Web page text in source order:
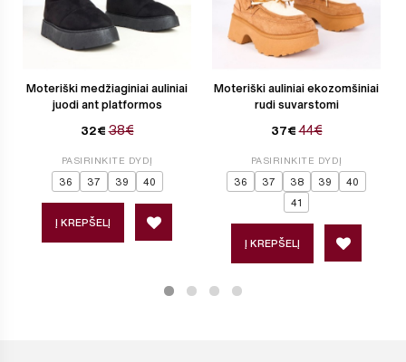
Moteriški medžiaginiai auliniai
juodi ant platformos
32€ 38€
PASIRINKITE DYDĮ
36 37 39 40
Į KREPŠELĮ
Moteriški auliniai ekozomšiniai
rudi suvarstomi
37€ 44€
PASIRINKITE DYDĮ
36 37 38 39 40
41
Į KREPŠELĮ